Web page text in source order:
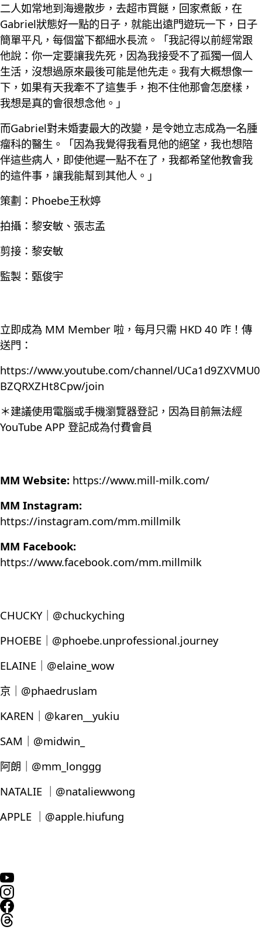
二人如常地到海邊散步，去超市買餸，回家煮飯，在
Gabriel狀態好一點的日子，就能出遠門遊玩一下，日子
簡單平凡，每個當下都細水長流。「我記得以前經常跟
他說：你一定要讓我先死，因為我接受不了孤獨一個人
生活，沒想過原來最後可能是他先走。我有大概想像一
下，如果有天我牽不了這隻手，抱不住他那會怎麼樣，
我想是真的會很想念他。」
而Gabriel對未婚妻最大的改變，是令她立志成為一名腫
瘤科的醫生。「因為我覺得我看見他的絕望，我也想陪
伴這些病人，即使他遲一點不在了，我都希望他教會我
的這件事，讓我能幫到其他人。」
策劃：Phoebe王秋婷
拍攝：黎安敏、張志孟
剪接：黎安敏
監製：甄俊宇
立即成為 MM Member 啦，每月只需 HKD 40 咋！傳
送門：
https://www.youtube.com/channel/UCa1d9ZXVMU0
BZQRXZHt8Cpw/join
＊建議使用電腦或手機瀏覽器登記，因為目前無法經
YouTube APP 登記成為付費會員
MM Website: https://www.mill-milk.com/
MM Instagram:
https://instagram.com/mm.millmilk
MM Facebook:
https://www.facebook.com/mm.millmilk
CHUCKY｜@chuckyching
PHOEBE｜@phoebe.unprofessional.journey
ELAINE｜@elaine_wow
京｜@phaedruslam
KAREN｜@karen__yukiu
SAM｜@midwin_
阿朗｜@mm_longgg
NATALIE ｜@nataliewwong
APPLE ｜@apple.hiufung